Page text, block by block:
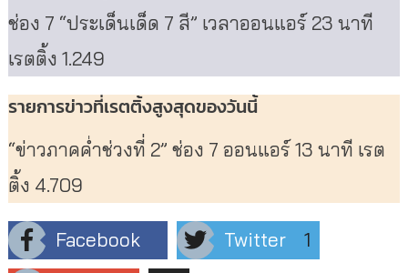
ช่อง 7 “ประเด็นเด็ด 7 สี” เวลาออนแอร์ 23 นาที
เรตติ้ง 1.249
รายการข่าวที่เรตติ้งสูงสุดของวันนี้
“ข่าวภาคค่ำช่วงที่ 2” ช่อง 7 ออนแอร์ 13 นาที เรต
ติ้ง 4.709
Facebook Twitter
1